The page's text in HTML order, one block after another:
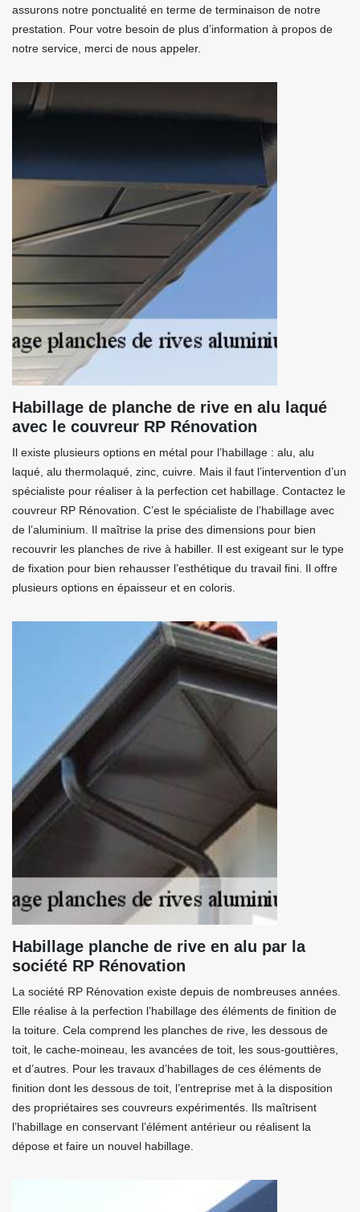
assurons notre ponctualité en terme de terminaison de notre
prestation. Pour votre besoin de plus d’information à propos de
notre service, merci de nous appeler.
Habillage de planche de rive en alu laqué
avec le couvreur RP Rénovation
Il existe plusieurs options en métal pour l’habillage : alu, alu
laqué, alu thermolaqué, zinc, cuivre. Mais il faut l’intervention d’un
spécialiste pour réaliser à la perfection cet habillage. Contactez le
couvreur RP Rénovation. C’est le spécialiste de l’habillage avec
de l’aluminium. Il maîtrise la prise des dimensions pour bien
recouvrir les planches de rive à habiller. Il est exigeant sur le type
de fixation pour bien rehausser l’esthétique du travail fini. Il offre
plusieurs options en épaisseur et en coloris.
Habillage planche de rive en alu par la
société RP Rénovation
La société RP Rénovation existe depuis de nombreuses années.
Elle réalise à la perfection l’habillage des éléments de finition de
la toiture. Cela comprend les planches de rive, les dessous de
toit, le cache-moineau, les avancées de toit, les sous-gouttières,
et d’autres. Pour les travaux d’habillages de ces éléments de
finition dont les dessous de toit, l’entreprise met à la disposition
des propriétaires ses couvreurs expérimentés. Ils maîtrisent
l’habillage en conservant l’élément antérieur ou réalisent la
dépose et faire un nouvel habillage.